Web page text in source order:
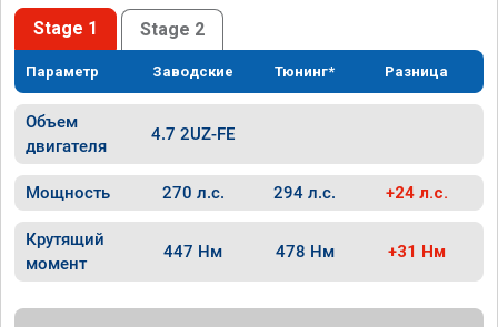
Stage 1 Stage 2
Параметр Заводские Тюнинг* Разница
Объем
двигателя
4.7 2UZ-FE
Мощность 270 л.с. 294 л.с. +24 л.с.
Крутящий
момент
447 Нм 478 Нм +31 Нм